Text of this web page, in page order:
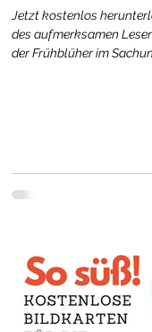
Jetzt kostenlos
des aufmerksamen
der Frühblüher im